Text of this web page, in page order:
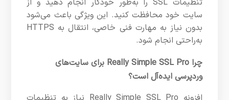
تنظیمات SSL را به‌طور خودکار انجام دهید و از
سایت خود محافظت کنید. این ویژگی باعث می‌شود
بدون نیاز به مهارت فنی خاصی، انتقال به HTTPS
به‌راحتی انجام شود.
چرا Really Simple SSL Pro برای سایت‌های
وردپرسی ایده‌آل است؟